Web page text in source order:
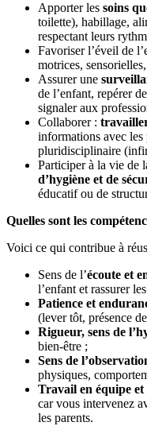
Apporter les soins
toilette), habillage,
respectant leurs
Favoriser l’éveil de
motrices,
Assurer une
de l’enfant, repérer
signaler aux
Collaborer :
informations avec les
pluridisciplinaire
Participer à la vie de
d’hygiène et de
éducatif ou de
Quelles sont les
Voici ce qui contribue à
Sens de l’écoute et
l’enfant et rassurer
Patience et
(lever tôt, présence
Rigueur, sens de
bien-être ;
Sens de
physiques,
Travail en équipe et
car vous intervenez
les parents.